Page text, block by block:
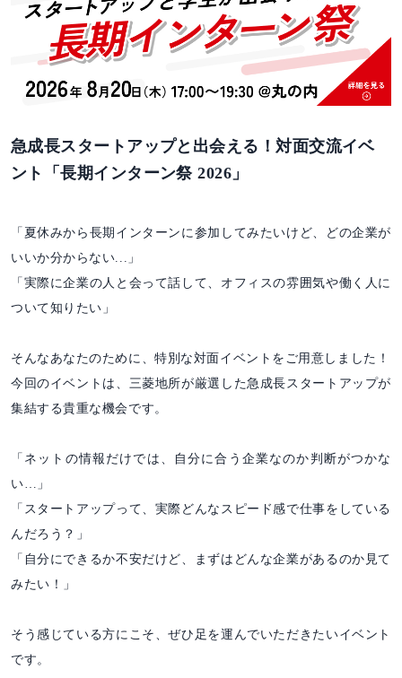
急成長スタートアップと出会える！対面交流イベ
ント「長期インターン祭 2026」
「夏休みから長期インターンに参加してみたいけど、どの企業が
いいか分からない...」
「実際に企業の人と会って話して、オフィスの雰囲気や働く人に
ついて知りたい」
そんなあなたのために、特別な対面イベントをご用意しました！
今回のイベントは、三菱地所が厳選した急成長スタートアップが
集結する貴重な機会です。
「ネットの情報だけでは、自分に合う企業なのか判断がつかな
い…」
「スタートアップって、実際どんなスピード感で仕事をしている
んだろう？」
「自分にできるか不安だけど、まずはどんな企業があるのか見て
みたい！」
そう感じている方にこそ、ぜひ足を運んでいただきたいイベント
です。